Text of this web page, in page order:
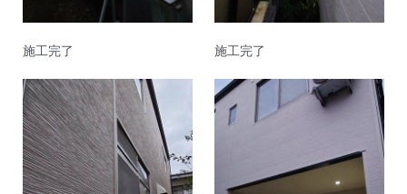
施工完了 施工完了